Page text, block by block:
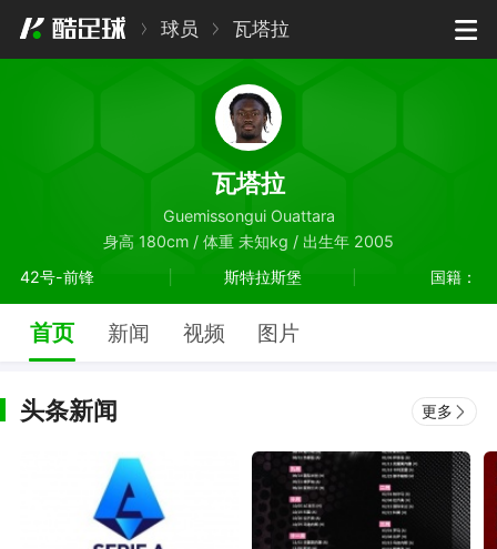
球员 瓦塔拉
瓦塔拉
Guemissongui Ouattara
身高 180cm / 体重 未知kg / 出生年 2005
42号-前锋
斯特拉斯堡 国籍：
首页 新闻 视频 图片
头条新闻 更多